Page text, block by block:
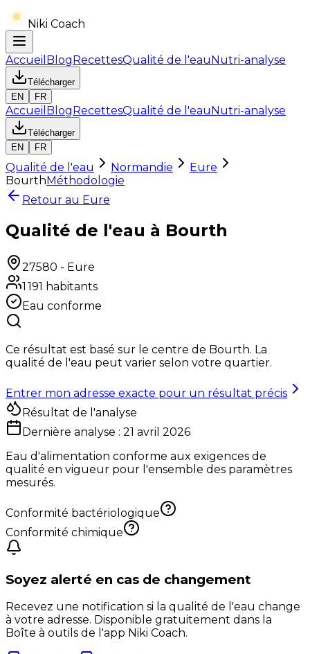
Niki Coach
Accueil BlogRecettesQualité de l'eauNutri-analyse
Télécharger
EN
FR
Accueil BlogRecettesQualité de l'eauNutri-analyse
Télécharger
EN
FR
Qualité de l'eau Normandie
Eure
BourthMéthodologie
Retour au Eure
Qualité de l'eau à Bourth
27580 - Eure
1 191 habitants
Eau conforme
Ce résultat est basé sur le centre de Bourth. La
qualité de l'eau peut varier selon votre quartier.
Entrer mon adresse exacte pour un résultat précis
Résultat de l'analyse
Dernière analyse : 21 avril 2026
Eau d'alimentation conforme aux exigences de
qualité en vigueur pour l'ensemble des paramètres
mesurés.
Conformité bactériologique
Conformité chimique
Soyez alerté en cas de changement
Recevez une notification si la qualité de l'eau change
à votre adresse. Disponible gratuitement dans la
Boîte à outils de l'app Niki Coach.